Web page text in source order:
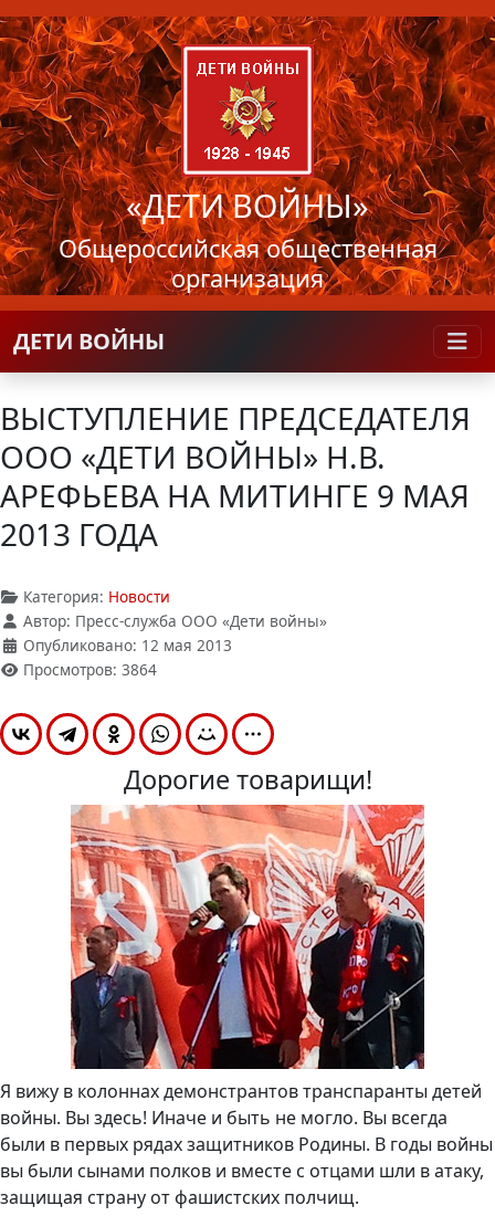
«ДЕТИ ВОЙНЫ»
Общероссийская общественная
организация
ДЕТИ ВОЙНЫ
ВЫСТУПЛЕНИЕ ПРЕДСЕДАТЕЛЯ
ООО «ДЕТИ ВОЙНЫ» Н.В.
АРЕФЬЕВА НА МИТИНГЕ 9 МАЯ
2013 ГОДА
Категория: Новости
Автор: Пресс-служба ООО «Дети войны»
Опубликовано: 12 мая 2013
Просмотров: 3864
Дорогие товарищи!
Я вижу в колоннах демонстрантов транспаранты детей
войны. Вы здесь! Иначе и быть не могло. Вы всегда
были в первых рядах защитников Родины. В годы войны
вы были сынами полков и вместе с отцами шли в атаку,
защищая страну от фашистских полчищ.